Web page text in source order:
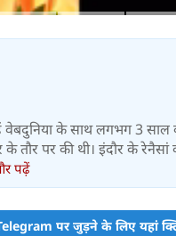
वेबदुनिया के साथ लगभग 3 साल
तौर पर की थी। इंदौर के
पढ़ें
पर जुड़ने के लिए यहां